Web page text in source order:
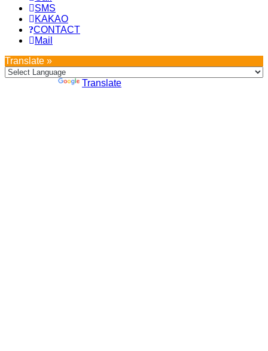
SMS
KAKAO
CONTACT
Mail
Translate »
Translate